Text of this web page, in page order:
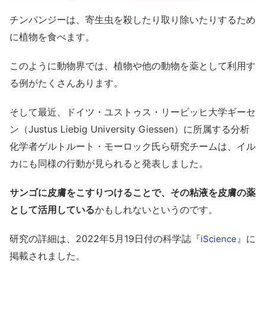
チンパンジーは、寄生虫を殺したり取り除いたりするため
に植物を食べます。
このように動物界では、植物や他の動物を薬として利用す
る例がたくさんあります。
そして最近、ドイツ・ユストゥス・リービッヒ大学ギーセ
ン（Justus Liebig University Giessen）に所属する分析
化学者ゲルトルート・モーロック氏ら研究チームは、イル
カにも同様の行動が見られると発表しました。
サンゴに皮膚をこすりつけることで、その粘液を皮膚の薬
として活用しているかもしれないというのです。
研究の詳細は、2022年5月19日付の科学誌『iScience』に
掲載されました。